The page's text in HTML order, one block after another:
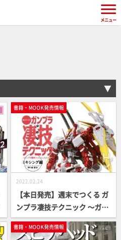
書籍・MOOK発売情報
2022.02.24
【本日発売】週末でつくる ガ
ンプラ凄技テクニック ～ガン
プラ簡単フィニッシュのスス
メ～ミキシング編【ガンプラ
書籍・MOOK発売情報
メニュー